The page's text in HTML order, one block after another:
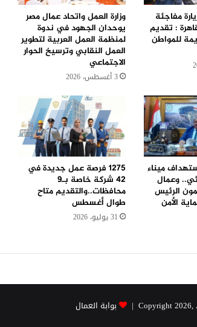
مفاجئة
: تقديم
للمواطن
وزارة العمل واتحاد عمال مصر
يوحدان الجهود في ندوة
لمنظمة العمل العربية لتطوير
العمل النقابي وترسيخ الحوار
الاجتماعي
3 أغسطس، 2026
ميناء
وعمال
الرئيس
الأمن
1275 فرصة عمل جديدة في
42 شركة خاصة بـ9
محافظات..والتقديم متاح
طوال أغسطس
31 يوليو، 2026
بوابة العمال